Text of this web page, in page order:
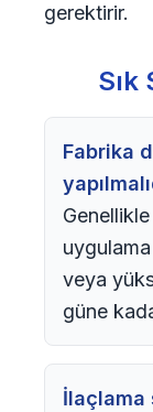
gerektirir.
Sık
Fabrika
veya
güne
İlaçlama